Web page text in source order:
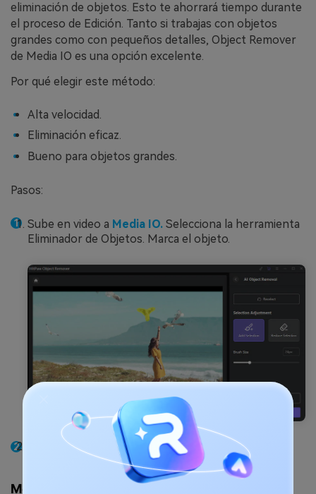
eliminación de objetos. Esto te ahorrará tiempo durante
el proceso de Edición. Tanto si trabajas con objetos
grandes como con pequeños detalles, Object Remover
de Media IO es una opción excelente.
Por qué elegir este método:
Alta velocidad.
Eliminación eficaz.
Bueno para objetos grandes.
Pasos:
Sube en video a Media IO. Selecciona la herramienta
Eliminador de Objetos. Marca el objeto.
Pulsa en "Eliminar". Descarga en video.
Método 4: Utilizar Fotor